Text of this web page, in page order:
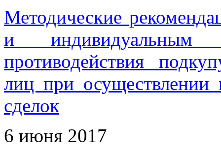
Методические
и индивидуальным
противодействия
лиц при осуществлении
сделок
6 июня 2017